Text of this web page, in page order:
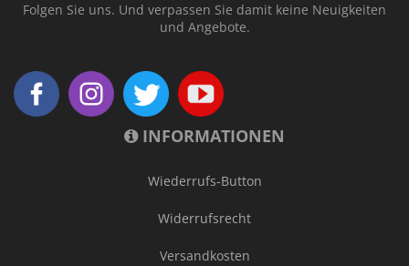
Folgen Sie uns. Und verpassen Sie damit keine Neuigkeiten
und Angebote.
INFORMATIONEN
Wiederrufs-Button
Widerrufsrecht
Versandkosten